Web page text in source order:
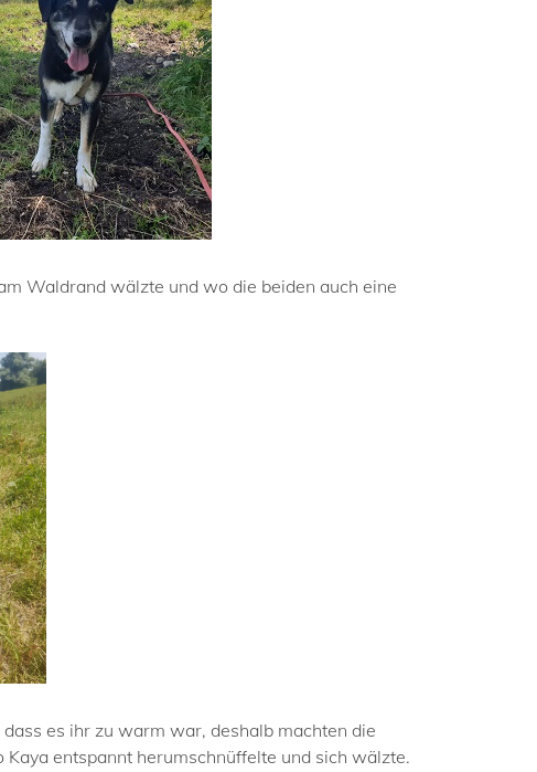
Waldrand wälzte und wo die beiden auch eine
es ihr zu warm war, deshalb machten die
entspannt herumschnüffelte und sich wälzte.